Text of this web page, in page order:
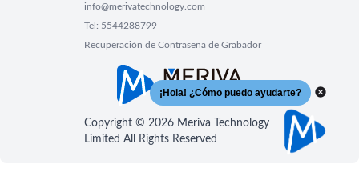
info@merivatechnology.com
Tel: 5544288799
Recuperación de Contraseña de Grabador
Copyright © 2026 Meriva Technology
Limited All Rights Reserved